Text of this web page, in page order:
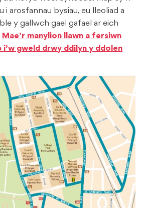
i arosfannau bysiau, eu lleoliad a
y gallwch gael gafael ar eich
Mae’r manylion llawn a fersiwn
gweld drwy ddilyn y ddolen